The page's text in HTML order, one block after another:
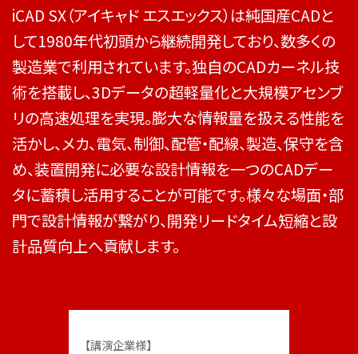
iCAD SX（アイキャド エスエックス）は純国産CADと
して1980年代初頭から継続開発しており、数多くの
製造業で利用されています。独自のCADカーネル技
術を搭載し、3Dデータの超軽量化と大規模アセンブ
リの高速処理を実現。膨大な情報量を扱える性能を
活かし、メカ、電気、制御、配管・配線、製造、保守を含
め、装置開発に必要な設計情報を一つのCADデー
タに蓄積し活用することが可能です。様々な場面・部
門で設計情報が繋がり、開発リードタイム短縮と設
計品質向上へ貢献します。
【講演企業様】